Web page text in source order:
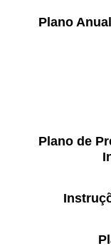
ESCOLA
PROFESSORES
Plano
Plano de